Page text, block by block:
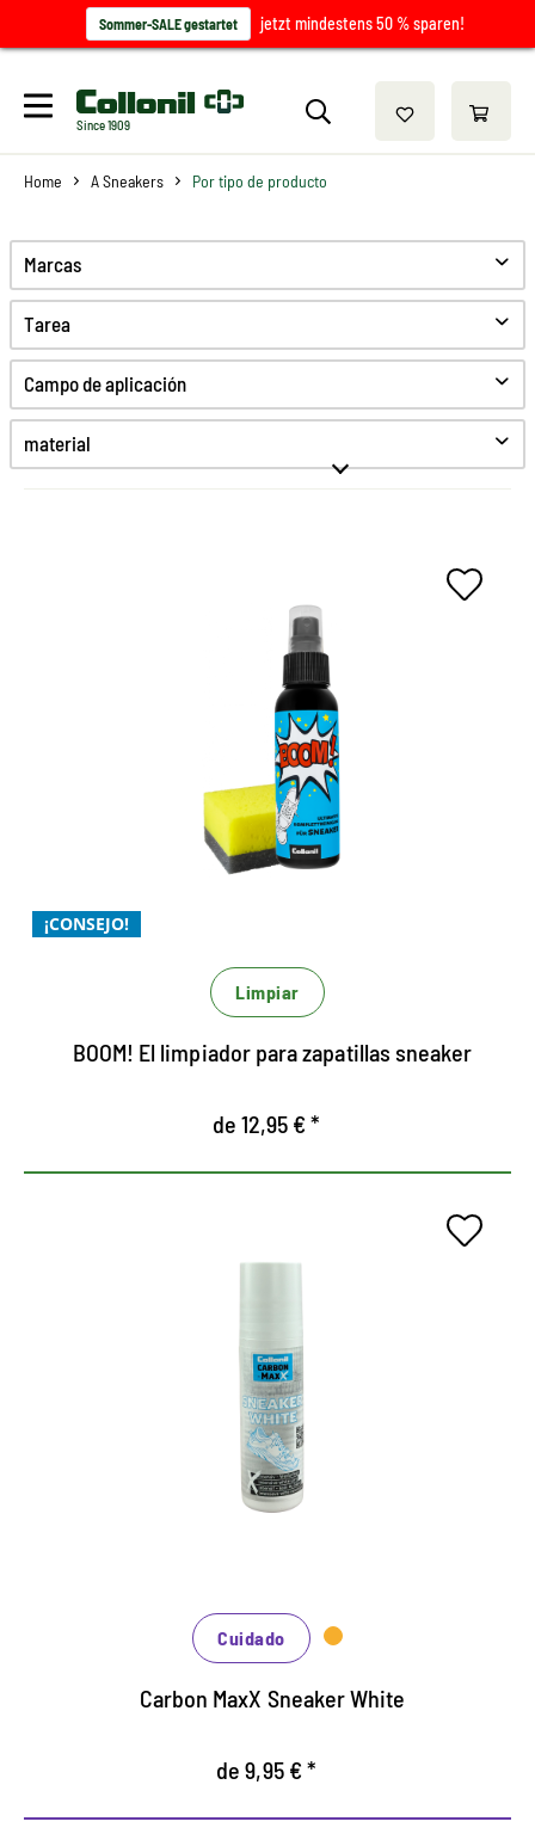
Sommer-SALE gestartet jetzt mindestens 50 % sparen!
Since 1909
Home A Sneakers Por tipo de producto
Marcas
Tarea
Limpiar
Cuidado
Proteccion
Anti olor
Campo de aplicación
material
¡CONSEJO!
La limpieza completa para
cada zapatilla.
Fácil de aplicar
El mejor limpiador de toda la superficie para
Limpiar
BOOM! El limpiador para zapatillas sneaker
de 12,95 € *
Cuidado intensivo y cubriente
para zapatillas deportivas y
calzado informal
para cuero liso, tejidos y sintéticos
Cuidado
Carbon MaxX Sneaker White
de 9,95 € *